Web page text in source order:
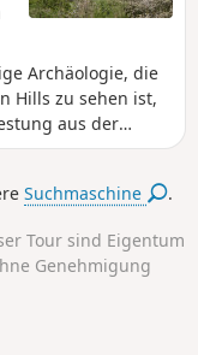
Archäologie, die
Hills zu sehen ist,
aus der
Great Kimble und
Suchmaschine .
Tour sind Eigentum
Genehmigung